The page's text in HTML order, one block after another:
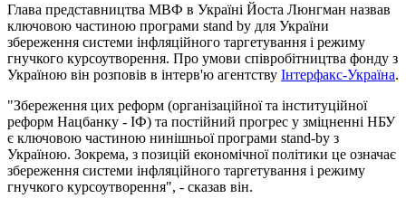
Глава представництва МВФ в Україні Йоста Люнгман назвав
ключовою частиною програми stand by для України
збереження системи інфляційного таргетування і режиму
гнучкого курсоутворення. Про умови співробітництва фонду з
Україною він розповів в інтерв'ю агентству Інтерфакс-Україна.
"Збереження цих реформ (організаційної та інституційної
реформ Нацбанку - ІФ) та постійний прогрес у зміцненні НБУ
є ключовою частиною нинішньої програми stand-by з
Україною. Зокрема, з позицій економічної політики це означає
збереження системи інфляційного таргетування і режиму
гнучкого курсоутворення", - сказав він.